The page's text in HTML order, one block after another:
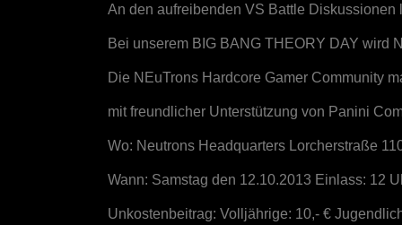
An den aufreibenden VS Battle Diskussionen
Bei unserem BIG BANG THEORY DAY wird
Die NEuTrons Hardcore Gamer Community
mit freundlicher Unterstützung von Panini
Wo: Neutrons Headquarters Lorcherstraße
Wann: Samstag den 12.10.2013 Einlass: 12
Unkostenbeitrag: Volljährige: 10,- €